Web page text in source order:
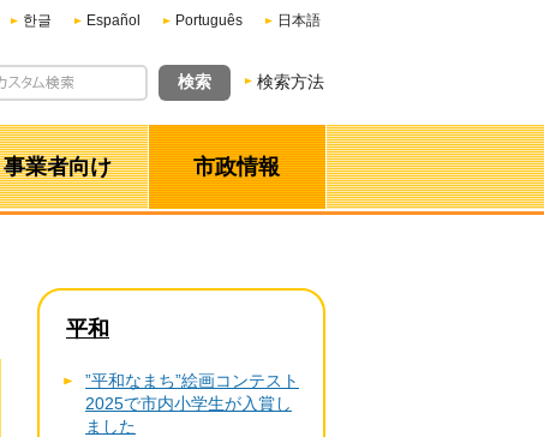
한글 Español Português
日本語
検索方法
事業者向け 市政情報
平和
”平和なまち”絵画コンテスト
2025で市内小学生が入賞し
ました